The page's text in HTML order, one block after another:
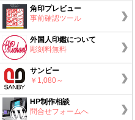
角印プレビュー
事前確認ツール
外国人印鑑について
彫刻料無料
サンビー
￥1,080～
HP制作相談
問合せフォームへ